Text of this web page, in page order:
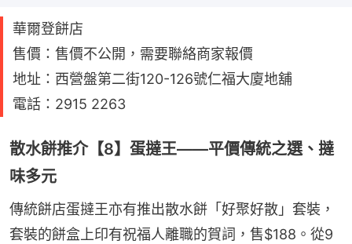
華爾登餅店
售價：售價不公開，需要聯絡商家報價
地址：西營盤第二街120-126號仁福大廈地舖
電話：2915 2263
散水餅推介【8】蛋撻王——平價傳統之選、撻
味多元
傳統餅店蛋撻王亦有推出散水餅「好聚好散」套裝，
套裝的餅盒上印有祝福人離職的賀詞，售$188。從9